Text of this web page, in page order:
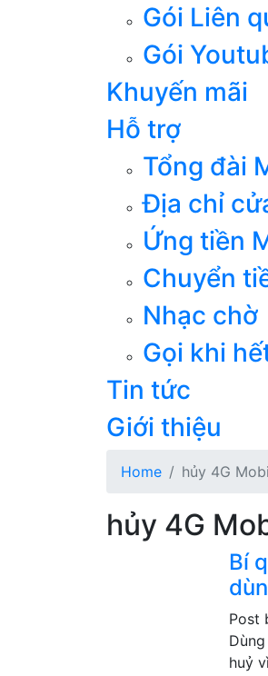
Gói Liên
Gói
Khuyến mãi
Hỗ trợ
Tổng đài
Địa chỉ
Ứng tiền
Chuyển
Nhạc chờ
Gọi khi
Tin tức
Giới thiệu
Home hủy 4G
hủy 4G
Bí
Post
huỷ